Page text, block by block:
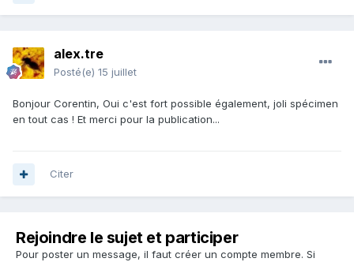
alex.tre
Posté(e) 15 juillet
Bonjour Corentin, Oui c'est fort possible également, joli spécimen
en tout cas ! Et merci pour la publication...
Citer
Rejoindre le sujet et participer
Pour poster un message, il faut créer un compte membre. Si